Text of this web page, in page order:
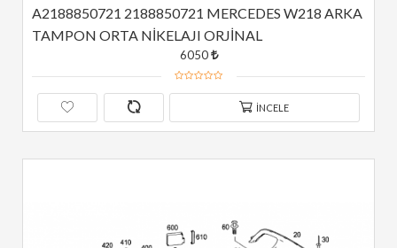
A2188850721 2188850721 MERCEDES W218 ARKA
TAMPON ORTA NİKELAJI ORJİNAL
6050
İNCELE